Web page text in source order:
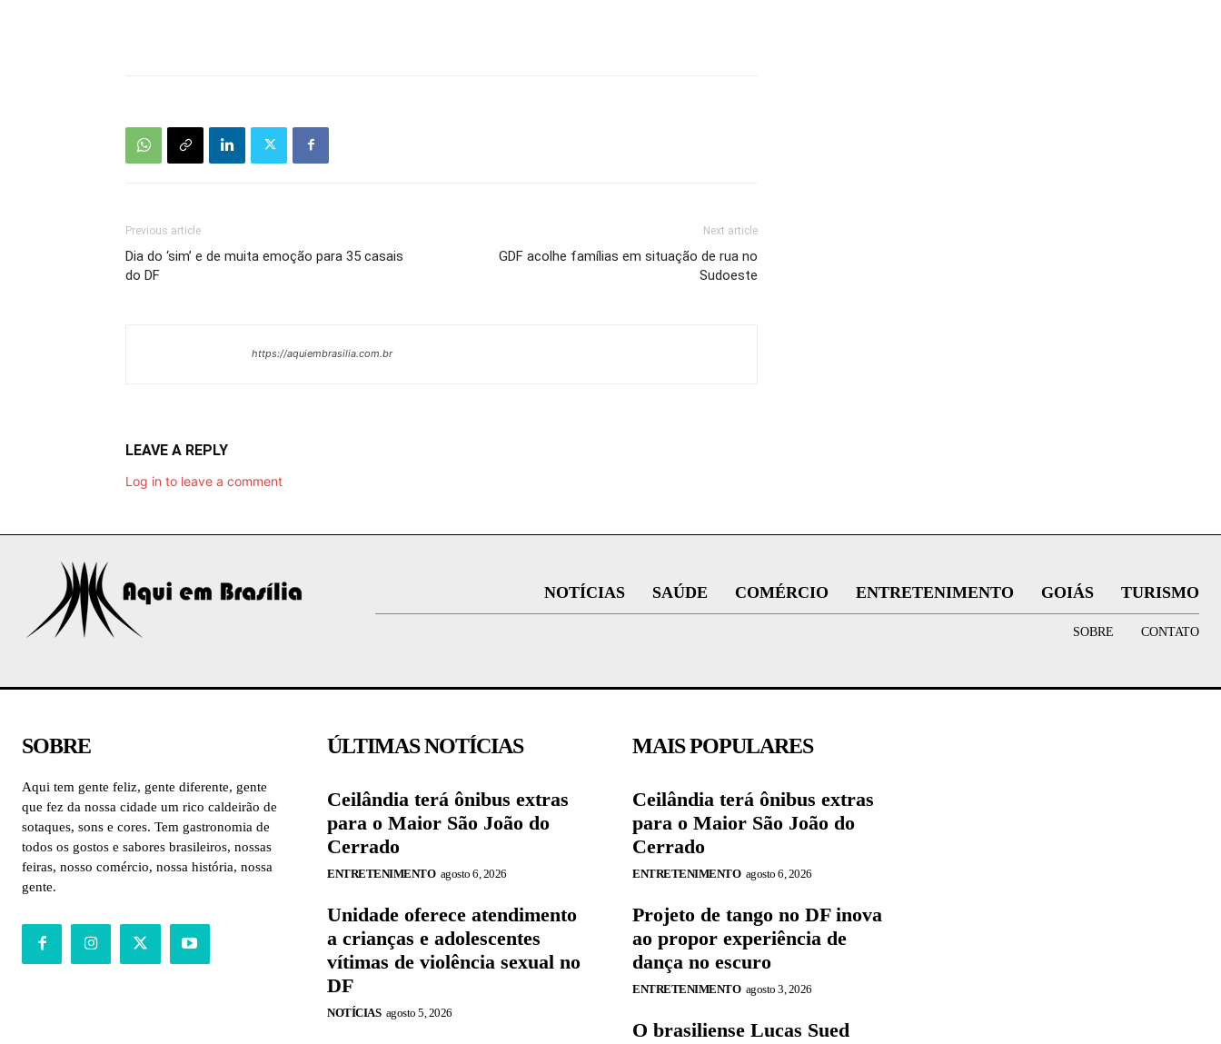
Previous article
Dia do ‘sim’ e de muita emoção para 35 casais
do DF
Next article
GDF acolhe famílias em situação de rua no
Sudoeste
https://aquiembrasilia.com.br
LEAVE A REPLY
Log in to leave a comment
NOTÍCIAS SAÚDE COMÉRCIO ENTRETENIMENTO GOIÁS TURISMO
SOBRE CONTATO
SOBRE
Aqui tem gente feliz, gente diferente, gente
que fez da nossa cidade um rico caldeirão de
sotaques, sons e cores. Tem gastronomia de
todos os gostos e sabores brasileiros, nossas
feiras, nosso comércio, nossa história, nossa
gente.
ÚLTIMAS NOTÍCIAS
Ceilândia terá ônibus extras
para o Maior São João do
Cerrado
ENTRETENIMENTO agosto 6, 2026
Unidade oferece atendimento
a crianças e adolescentes
vítimas de violência sexual no
DF
NOTÍCIAS agosto 5, 2026
MAIS POPULARES
Ceilândia terá ônibus extras
para o Maior São João do
Cerrado
ENTRETENIMENTO agosto 6, 2026
Projeto de tango no DF inova
ao propor experiência de
dança no escuro
ENTRETENIMENTO agosto 3, 2026
O brasiliense Lucas Sued